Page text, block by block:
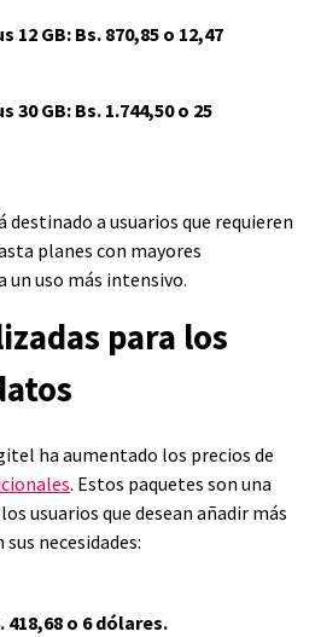
GB: Bs. 870,85 o 12,47
GB: Bs. 1.744,50 o 25
a usuarios que requieren
planes con mayores
un uso más intensivo.
para los
ha aumentado los precios de
. Estos paquetes son una
usuarios que desean añadir más
necesidades:
418,68 o 6 dólares.